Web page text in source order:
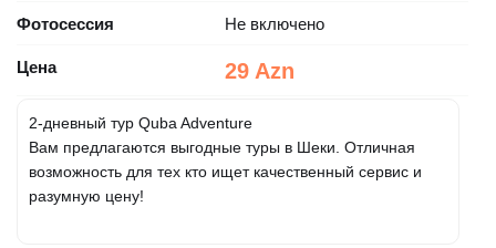
Фотосессия Не включено
Цена 29 Azn
2-дневный тур Quba Adventure
Вам предлагаются выгодные туры в Шеки. Отличная
возможность для тех кто ищет качественный сервис и
разумную цену!